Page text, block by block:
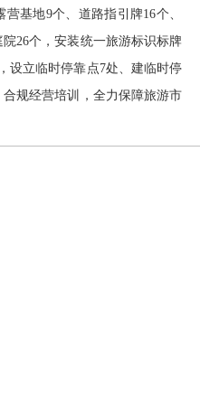
基地9个、道路指引牌16个、
26个，安装统一旅游标识标牌
设立临时停靠点7处、建临时停
规经营培训，全力保障旅游市